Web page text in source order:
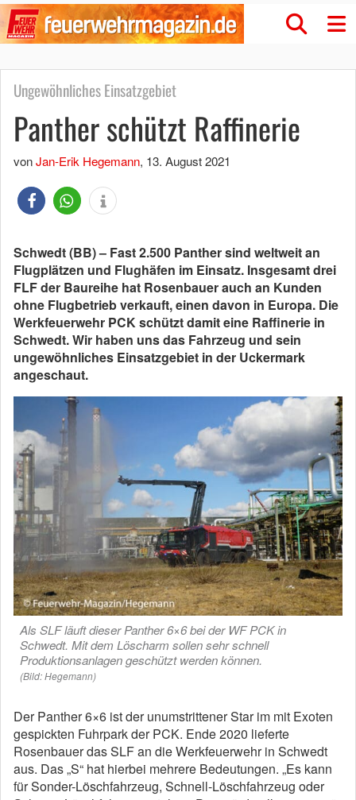
Ungewöhnliches Einsatzgebiet
Panther schützt Raffinerie
vonJan-Erik Hegemann, 13. August 2021
Schwedt (BB) – Fast 2.500 Panther sind weltweit an
Flugplätzen und Flughäfen im Einsatz. Insgesamt drei
FLF der Baureihe hat Rosenbauer auch an Kunden
ohne Flugbetrieb verkauft, einen davon in Europa. Die
Werkfeuerwehr PCK schützt damit eine Raffinerie in
Schwedt. Wir haben uns das Fahrzeug und sein
ungewöhnliches Einsatzgebiet in der Uckermark
angeschaut.
Als SLF läuft dieser Panther 6×6 bei der WF PCK in
Schwedt. Mit dem Löscharm sollen sehr schnell
Produktionsanlagen geschützt werden können.
(Bild: Hegemann)
Der Panther 6×6 ist der unumstrittener Star im mit Exoten
gespickten Fuhrpark der PCK. Ende 2020 lieferte
Rosenbauer das SLF an die Werkfeuerwehr in Schwedt
aus. Das „S“ hat hierbei mehrere Bedeutungen. „Es kann
für Sonder-Löschfahrzeug, Schnell-Löschfahrzeug oder